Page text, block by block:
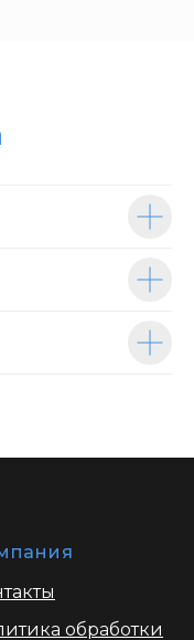
обработки